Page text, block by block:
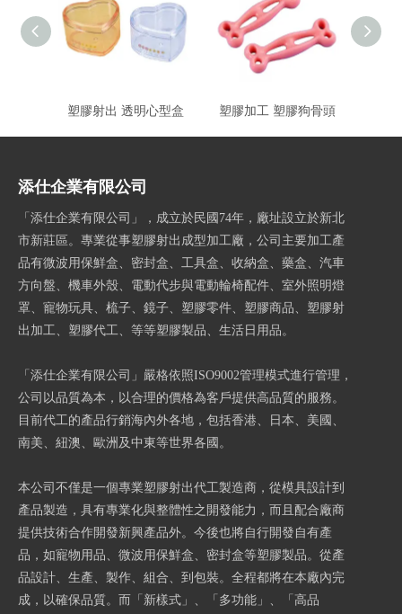
塑膠射出 透明心型盒 塑膠加工 塑膠狗骨頭
添仕企業有限公司
「添仕企業有限公司」，成立於民國74年，廠址設立於新北
市新莊區。專業從事塑膠射出成型加工廠，公司主要加工產
品有微波用保鮮盒、密封盒、工具盒、收納盒、藥盒、汽車
方向盤、機車外殼、電動代步與電動輪椅配件、室外照明燈
罩、寵物玩具、梳子、鏡子、塑膠零件、塑膠商品、塑膠射
出加工、塑膠代工、等等塑膠製品、生活日用品。
「添仕企業有限公司」嚴格依照ISO9002管理模式進行管理，
公司以品質為本，以合理的價格為客戶提供高品質的服務。
目前代工的產品行銷海內外各地，包括香港、日本、美國、
南美、紐澳、歐洲及中東等世界各國。
本公司不僅是一個專業塑膠射出代工製造商，從模具設計到
產品製造，具有專業化與整體性之開發能力，而且配合廠商
提供技術合作開發新興產品外。今後也將自行開發自有產
品，如寵物用品、微波用保鮮盒、密封盒等塑膠製品。從產
品設計、生產、製作、組合、到包裝。全程都將在本廠內完
成，以確保品質。而「新樣式」、「多功能」、「高品